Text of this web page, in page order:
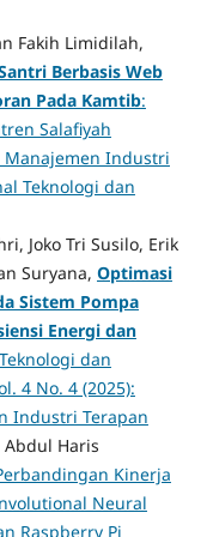
Fakih Limidilah,
Berbasis Web
Pada Kamtib:
Salafiyah
Manajemen Industri
Teknologi dan
Joko Tri Susilo, Erik
Suryana, Optimasi
Sistem Pompa
Energi dan
dan
4 No. 4 (2025):
Industri Terapan
Haris
Kinerja
Neural
Raspberry Pi